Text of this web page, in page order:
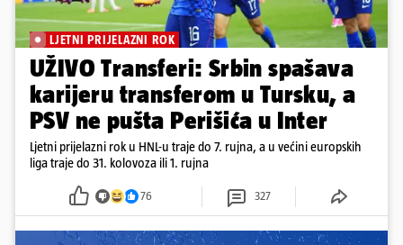
LJETNI PRIJELAZNI ROK
UŽIVO Transferi: Srbin spašava
karijeru transferom u Tursku, a
PSV ne pušta Perišića u Inter
Ljetni prijelazni rok u HNL-u traje do 7. rujna, a u većini europskih
liga traje do 31. kolovoza ili 1. rujna
76 327